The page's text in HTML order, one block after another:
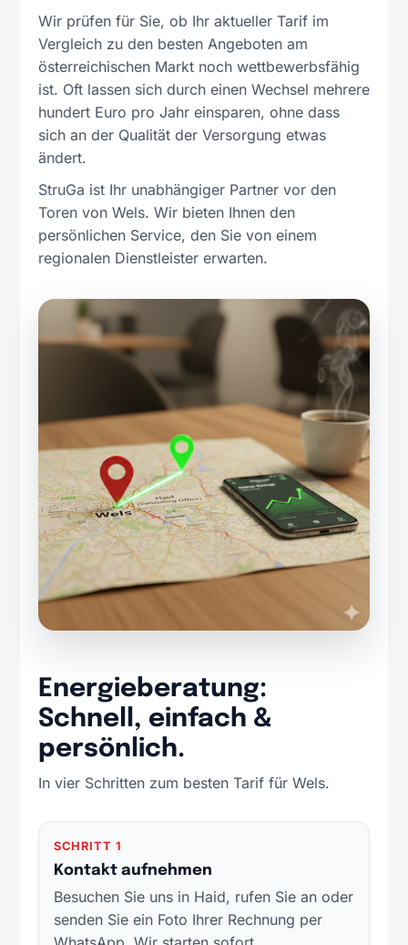
Wir prüfen für Sie, ob Ihr aktueller Tarif im
Vergleich zu den besten Angeboten am
österreichischen Markt noch wettbewerbsfähig
ist. Oft lassen sich durch einen Wechsel mehrere
hundert Euro pro Jahr einsparen, ohne dass
sich an der Qualität der Versorgung etwas
ändert.
StruGa ist Ihr unabhängiger Partner vor den
Toren von Wels. Wir bieten Ihnen den
persönlichen Service, den Sie von einem
regionalen Dienstleister erwarten.
Energieberatung:
Schnell, einfach &
persönlich.
In vier Schritten zum besten Tarif für Wels.
SCHRITT 1
Kontakt aufnehmen
Besuchen Sie uns in Haid, rufen Sie an oder
senden Sie ein Foto Ihrer Rechnung per